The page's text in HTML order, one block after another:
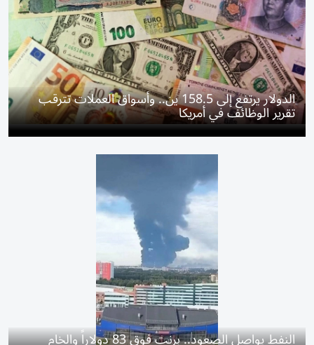
الدولار يرتفع إلى 158.5 ين.. وأسواق العملات تترقب
تقرير الوظائف في أمريكا
النفط يواصل الصعود.. برنت فوق 83 دولاراً والخام